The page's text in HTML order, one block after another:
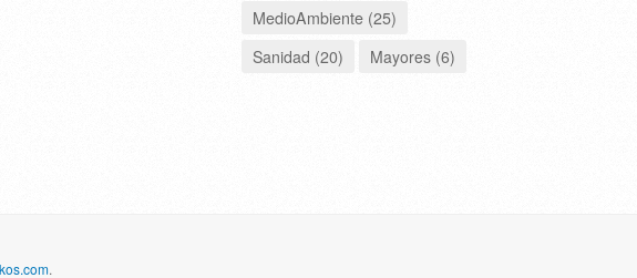
MedioAmbiente (25)
Sanidad (20)
Mayores (6)
.